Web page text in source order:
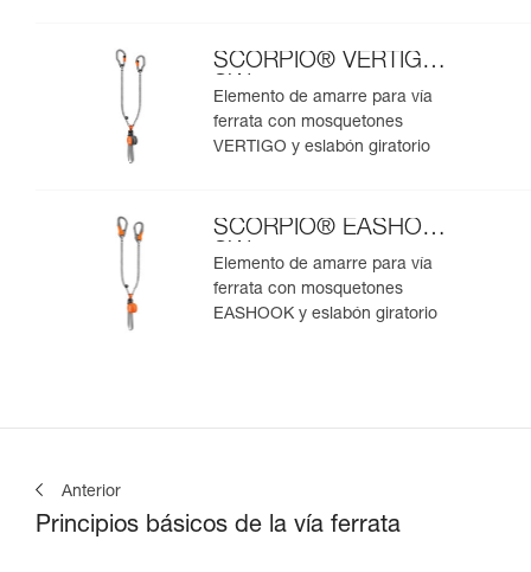
SCORPIO® VERTIGO
SW
Elemento de amarre para vía
ferrata con mosquetones
VERTIGO y eslabón giratorio
SCORPIO® EASHOOK
SW
Elemento de amarre para vía
ferrata con mosquetones
EASHOOK y eslabón giratorio
Anterior
Principios básicos de la vía ferrata